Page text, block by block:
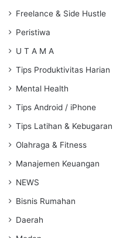
Freelance & Side Hustle
Peristiwa
U T A M A
Tips Produktivitas Harian
Mental Health
Tips Android / iPhone
Tips Latihan & Kebugaran
Olahraga & Fitness
Manajemen Keuangan
NEWS
Bisnis Rumahan
Daerah